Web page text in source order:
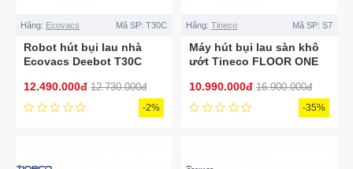
Hãng: Ecovacs Mã SP: T30C
Robot hút bụi lau nhà
Ecovacs Deebot T30C
12.490.000đ 12.730.000đ
-2%
Hãng: Tineco Mã SP: S7
Máy hút bụi lau sàn khô
ướt Tineco FLOOR ONE
10.990.000đ 16.900.000đ
-35%